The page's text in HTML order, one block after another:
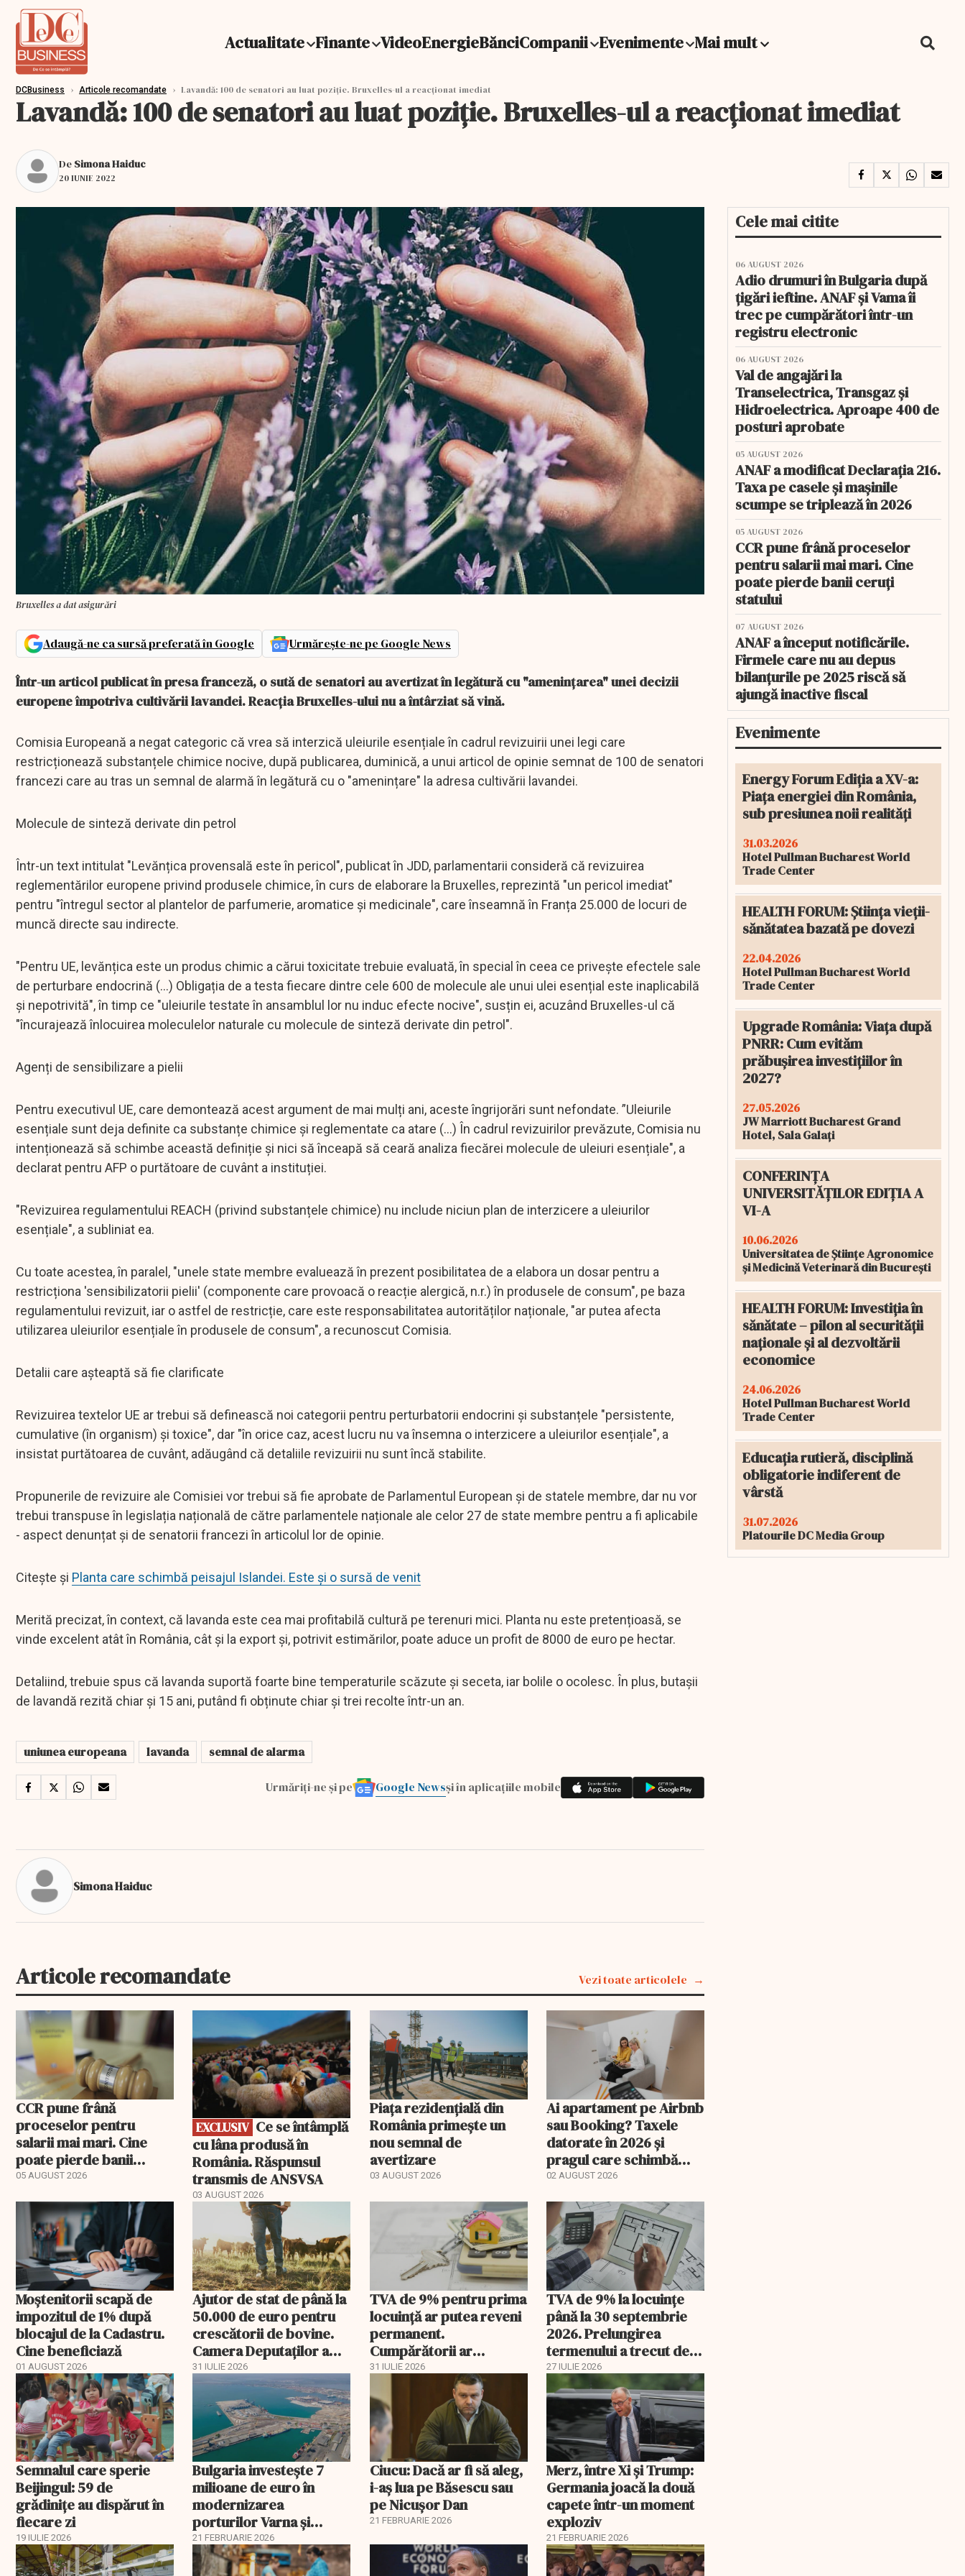
Actualitate Finante VideoEnergieBănciCompanii Evenimente Mai mult
DCBusiness › Articole recomandate › Lavandă: 100 de senatori au luat poziție. Bruxelles-ul a reacționat imediat
Lavandă: 100 de senatori au luat poziție. Bruxelles-ul a reacționat imediat
De Simona Haiduc
20 IUNIE 2022
Bruxelles a dat asigurări
Adaugă-ne ca sursă preferată în Google Urmărește-ne pe Google News
Într-un articol publicat în presa franceză, o sută de senatori au avertizat în legătură cu "amenințarea" unei decizii
europene împotriva cultivării lavandei. Reacția Bruxelles-ului nu a întârziat să vină.
Comisia Europeană a negat categoric că vrea să interzică uleiurile esențiale în cadrul revizuirii unei legi care
restricționează substanțele chimice nocive, după publicarea, duminică, a unui articol de opinie semnat de 100 de senatori
francezi care au tras un semnal de alarmă în legătură cu o "amenințare" la adresa cultivării lavandei.
Molecule de sinteză derivate din petrol
Într-un text intitulat "Levănțica provensală este în pericol", publicat în JDD, parlamentarii consideră că revizuirea
reglementărilor europene privind produsele chimice, în curs de elaborare la Bruxelles, reprezintă "un pericol imediat"
pentru "întregul sector al plantelor de parfumerie, aromatice și medicinale", care înseamnă în Franța 25.000 de locuri de
muncă directe sau indirecte.
"Pentru UE, levănțica este un produs chimic a cărui toxicitate trebuie evaluată, în special în ceea ce privește efectele sale
de perturbare endocrină (...) Obligația de a testa fiecare dintre cele 600 de molecule ale unui ulei esențial este inaplicabilă
și nepotrivită", în timp ce "uleiurile testate în ansamblul lor nu induc efecte nocive", susțin ei, acuzând Bruxelles-ul că
"încurajează înlocuirea moleculelor naturale cu molecule de sinteză derivate din petrol".
Agenți de sensibilizare a pielii
Pentru executivul UE, care demontează acest argument de mai mulți ani, aceste îngrijorări sunt nefondate. ”Uleiurile
esențiale sunt deja definite ca substanțe chimice și reglementate ca atare (...) În cadrul revizuirilor prevăzute, Comisia nu
intenționează să schimbe această definiție și nici să înceapă să ceară analiza fiecărei molecule de uleiuri esențiale", a
declarat pentru AFP o purtătoare de cuvânt a instituției.
"Revizuirea regulamentului REACH (privind substanțele chimice) nu include niciun plan de interzicere a uleiurilor
esențiale", a subliniat ea.
Cu toate acestea, în paralel, "unele state membre evaluează în prezent posibilitatea de a elabora un dosar pentru a
restricționa 'sensibilizatorii pielii' (componente care provoacă o reacție alergică, n.r.) în produsele de consum", pe baza
regulamentului revizuit, iar o astfel de restricție, care este responsabilitatea autorităților naționale, "ar putea afecta
utilizarea uleiurilor esențiale în produsele de consum", a recunoscut Comisia.
Detalii care așteaptă să fie clarificate
Revizuirea textelor UE ar trebui să definească noi categorii pentru perturbatorii endocrini și substanțele "persistente,
cumulative (în organism) și toxice", dar "în orice caz, acest lucru nu va însemna o interzicere a uleiurilor esențiale", a
insistat purtătoarea de cuvânt, adăugând că detaliile revizuirii nu sunt încă stabilite.
Propunerile de revizuire ale Comisiei vor trebui să fie aprobate de Parlamentul European și de statele membre, dar nu vor
trebui transpuse în legislația națională de către parlamentele naționale ale celor 27 de state membre pentru a fi aplicabile
- aspect denunțat și de senatorii francezi în articolul lor de opinie.
Citește și Planta care schimbă peisajul Islandei. Este și o sursă de venit
Merită precizat, în context, că lavanda este cea mai profitabilă cultură pe terenuri mici. Planta nu este pretențioasă, se
vinde excelent atât în România, cât și la export și, potrivit estimărilor, poate aduce un profit de 8000 de euro pe hectar.
Detaliind, trebuie spus că lavanda suportă foarte bine temperaturile scăzute și seceta, iar bolile o ocolesc. În plus, butașii
de lavandă rezită chiar și 15 ani, putând fi obținute chiar și trei recolte într-un an.
uniunea europeana lavanda semnal de alarma
Urmăriți-ne și pe Google Newsși în aplicațiile mobile
Simona Haiduc
Articole recomandate Vezi toate articolele
CCR pune frână
proceselor pentru
salarii mai mari. Cine
poate pierde banii
ceruți statului
05 AUGUST 2026
EXCLUSIV
EXCLUSIV
cu lâna produsă în
România. Răspunsul
transmis de ANSVSA
03 AUGUST 2026
Piața rezidențială din
România primește un
nou semnal de
avertizare
03 AUGUST 2026
Ai apartament pe Airbnb
sau Booking? Taxele
datorate în 2026 și
pragul care schimbă
regimul fiscal
02 AUGUST 2026
Moștenitorii scapă de
impozitul de 1% după
blocajul de la Cadastru.
Cine beneficiază
01 AUGUST 2026
Ajutor de stat de până la
50.000 de euro pentru
crescătorii de bovine.
Camera Deputaților a
aprobat schema
31 IULIE 2026
TVA de 9% pentru prima
locuință ar putea reveni
permanent.
Cumpărătorii ar
economisi zeci de mii de
31 IULIE 2026
TVA de 9% la locuințe
până la 30 septembrie
2026. Prelungirea
termenului a trecut de
comisia din Parlament
27 IULIE 2026
Semnalul care sperie
Beijingul: 59 de
grădinițe au dispărut în
fiecare zi
19 IULIE 2026
Bulgaria investește 7
milioane de euro în
modernizarea
porturilor Varna și
Burgas
21 FEBRUARIE 2026
Ciucu: Dacă ar fi să aleg,
i-aș lua pe Băsescu sau
pe Nicușor Dan
21 FEBRUARIE 2026
Merz, între Xi și Trump:
Germania joacă la două
capete într-un moment
exploziv
21 FEBRUARIE 2026
Cele mai citite
06 AUGUST 2026
Adio drumuri în Bulgaria după
țigări ieftine. ANAF și Vama îi
trec pe cumpărători într-un
registru electronic
06 AUGUST 2026
Val de angajări la
Transelectrica, Transgaz și
Hidroelectrica. Aproape 400 de
posturi aprobate
05 AUGUST 2026
ANAF a modificat Declarația 216.
Taxa pe casele și mașinile
scumpe se triplează în 2026
05 AUGUST 2026
CCR pune frână proceselor
pentru salarii mai mari. Cine
poate pierde banii ceruți
statului
07 AUGUST 2026
ANAF a început notificările.
Firmele care nu au depus
bilanțurile pe 2025 riscă să
ajungă inactive fiscal
Evenimente
Energy Forum Ediția a XV-a:
Piața energiei din România,
sub presiunea noii realități
31.03.2026
Hotel Pullman Bucharest World
Trade Center
HEALTH FORUM: Știința vieții-
sănătatea bazată pe dovezi
22.04.2026
Hotel Pullman Bucharest World
Trade Center
Upgrade România: Viața după
PNRR: Cum evităm
prăbușirea investițiilor în
2027?
27.05.2026
JW Marriott Bucharest Grand
Hotel, Sala Galați
CONFERINȚA
UNIVERSITĂȚILOR EDIȚIA A
VI-A
10.06.2026
Universitatea de Științe Agronomice
și Medicină Veterinară din București
HEALTH FORUM: Investiția în
sănătate – pilon al securității
naționale și al dezvoltării
economice
24.06.2026
Hotel Pullman Bucharest World
Trade Center
Educația rutieră, disciplină
obligatorie indiferent de
vârstă
31.07.2026
Platourile DC Media Group